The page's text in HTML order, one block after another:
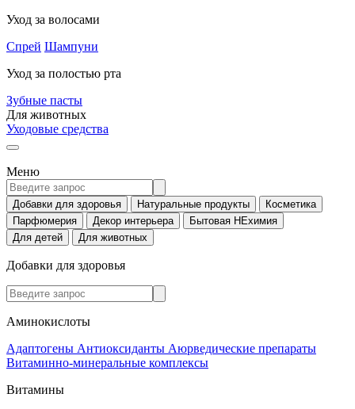
Уход за волосами
Спрей Шампуни
Уход за полостью рта
Зубные пасты
Для животных
Уходовые средства
Меню
Добавки для здоровья Натуральные продукты
Косметика
Парфюмерия
Декор интерьера
Бытовая НЕхимия
Для детей
Для животных
Добавки для здоровья
Аминокислоты
Адаптогены Антиоксиданты Аюрведические препараты
Витаминно-минеральные комплексы
Витамины